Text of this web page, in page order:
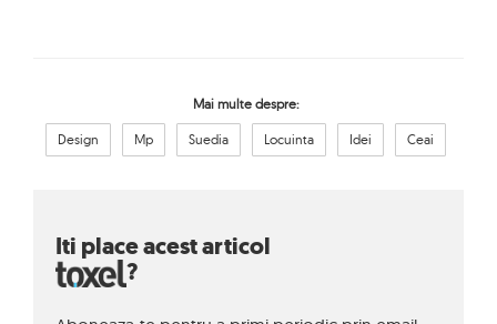
Mai multe despre:
Design Mp Suedia Locuinta Idei Ceai
Iti place acest articol
?